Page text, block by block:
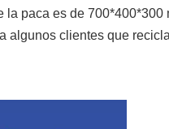
paca es de
clientes que